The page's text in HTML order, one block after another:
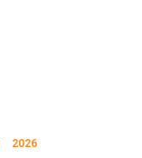
2026